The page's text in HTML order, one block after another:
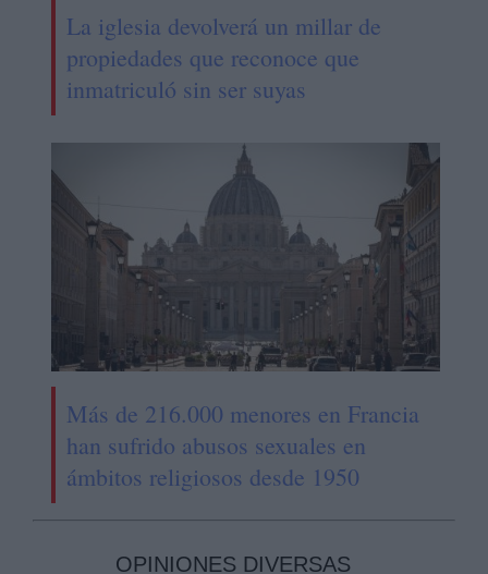
La iglesia devolverá un millar de
propiedades que reconoce que
inmatriculó sin ser suyas
Más de 216.000 menores en Francia
han sufrido abusos sexuales en
ámbitos religiosos desde 1950
OPINIONES DIVERSAS